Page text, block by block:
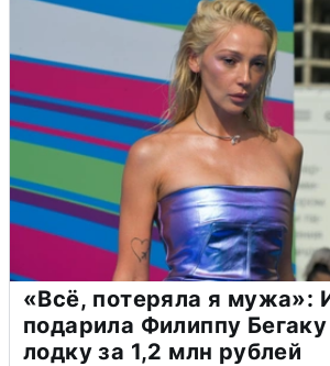
«Всё, потеряла я мужа»:
подарила Филиппу
лодку за 1,2 млн рублей